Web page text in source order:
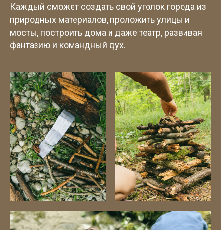
Каждый сможет создать свой уголок города из
природных материалов, проложить улицы и
мосты, построить дома и даже театр, развивая
фантазию и командный дух.